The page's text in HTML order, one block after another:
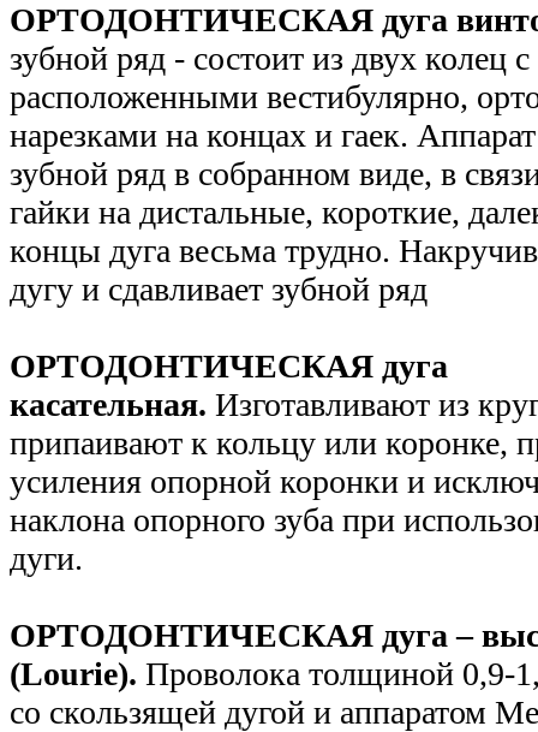
ОРТОДОНТИЧЕСКАЯ дуга
зубной ряд - состоит из двух колец
расположенными вестибулярно,
нарезками на концах и гаек.
зубной ряд в собранном виде, в
гайки на дистальные, короткие,
концы дуга весьма трудно.
дугу и сдавливает зубной ряд
ОРТОДОНТИЧЕСКАЯ дуга
касательная. Изготавливают из
припаивают к кольцу или коронке,
усиления опорной коронки и
наклона опорного зуба при
дуги.
ОРТОДОНТИЧЕСКАЯ дуга –
(Lourie). Проволока толщиной 0,9-
со скользящей дугой и аппаратом